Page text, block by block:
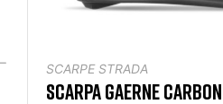
SCARPE STRADA
SCARPA GAERNE